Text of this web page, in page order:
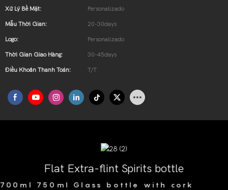
Xử Lý Bề Mặt: Personalizado
Mẫu Thời Gian: 20-30days
Logo: Personalizado
Thời Gian Giao Hàng: 30-45days
Điều Khoản Thanh Toán: T/T
Flat Extra-flint Spirits bottle
700ml 750ml Glass bottle with cork